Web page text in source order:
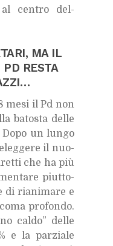
al cen­tro del­
MA IL
RE­STA
mesi il Pd non
ba­to­sta del­le
un lun­go
il nuo­
che ha più
piut­to­
di ria­ni­ma­re e
pro­fon­do.
cal­do” del­le
e la par­zia­le